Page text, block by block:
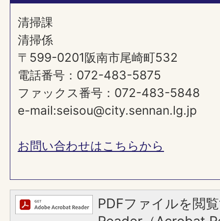
清掃課
清掃係
〒599-0201阪南市尾崎町532
電話番号：072-483-5875
ファックス番号：072-483-5848
e-mail:seisou@city.sennan.lg.jp
お問い合わせはこちらから
PDFファイルを閲